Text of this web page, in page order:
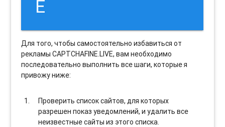
E
Для того, чтобы самостоятельно избавиться от
рекламы CAPTCHAFINE.LIVE, вам необходимо
последовательно выполнить все шаги, которые я
привожу ниже:
Проверить список сайтов, для которых
разрешен показ уведомлений, и удалить все
неизвестные сайты из этого списка.